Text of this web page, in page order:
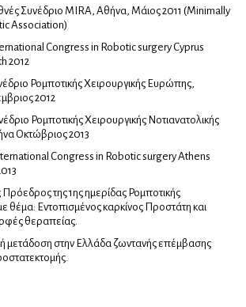
Συνέδριο MIRA, Αθήνα, Μάιος 2011 (Minimally
Association)
Congress in Robotic surgery Cyprus
2012
Ρομποτικής Χειρουργικής Ευρώπης,
2012
Ρομποτικής Χειρουργικής Νοτιανατολικής
Οκτώβριος 2013
Congress in Robotic surgery Athens
της 1ης ημερίδας Ρομποτικής
θέμα: Εντοπισμένος καρκίνος Προστάτη και
θεραπείας.
μετάδοση στην Ελλάδα ζωντανής επέμβασης